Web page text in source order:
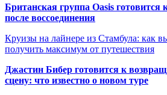
Британская группа Oasis
после воссоединения
Круизы на лайнере из Стамбула: как
получить максимум от путешествия
Джастин Бибер готовится к
сцену: что известно о новом туре